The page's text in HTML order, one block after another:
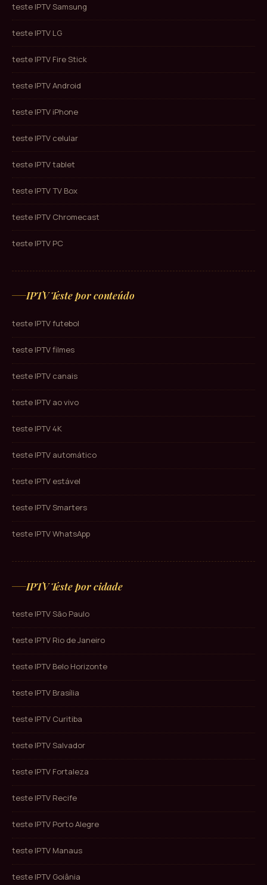
teste IPTV Samsung
teste IPTV LG
teste IPTV Fire Stick
teste IPTV Android
teste IPTV iPhone
teste IPTV celular
teste IPTV tablet
teste IPTV TV Box
teste IPTV Chromecast
teste IPTV PC
IPTV Teste por conteúdo
teste IPTV futebol
teste IPTV filmes
teste IPTV canais
teste IPTV ao vivo
teste IPTV 4K
teste IPTV automático
teste IPTV estável
teste IPTV Smarters
teste IPTV WhatsApp
IPTV Teste por cidade
teste IPTV São Paulo
teste IPTV Rio de Janeiro
teste IPTV Belo Horizonte
teste IPTV Brasília
teste IPTV Curitiba
teste IPTV Salvador
teste IPTV Fortaleza
teste IPTV Recife
teste IPTV Porto Alegre
teste IPTV Manaus
teste IPTV Goiânia